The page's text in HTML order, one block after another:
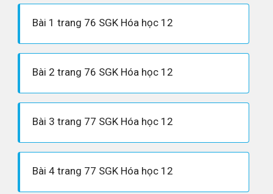
Bài 1 trang 76 SGK Hóa học 12
Bài 2 trang 76 SGK Hóa học 12
Bài 3 trang 77 SGK Hóa học 12
Bài 4 trang 77 SGK Hóa học 12